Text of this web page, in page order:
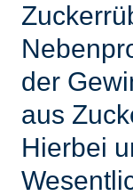
der
aus
Hierbei